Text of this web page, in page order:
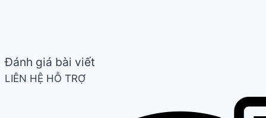
Đánh giá bài viết
LIÊN HỆ HỖ TRỢ